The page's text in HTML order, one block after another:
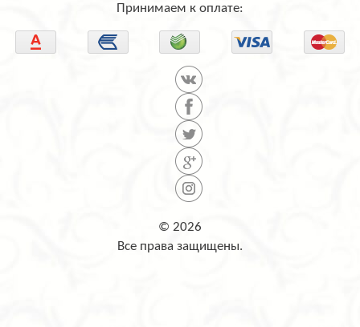
Принимаем к оплате:
© 2026
Все права защищены.